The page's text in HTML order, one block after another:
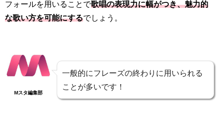
フォールを用いることで歌唱の表現力に幅がつき、魅力的
な歌い方を可能にするでしょう。
Mスタ編集部
一般的にフレーズの終わりに用いられる
ことが多いです！